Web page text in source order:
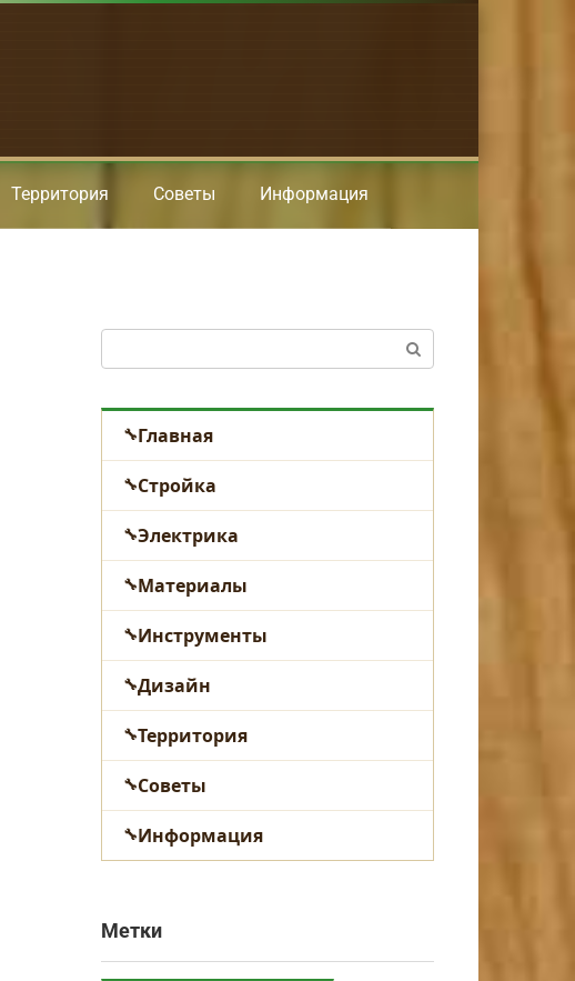
Территория Советы Информация
Главная
Стройка
Электрика
Материалы
Инструменты
Дизайн
Территория
Советы
Информация
Метки